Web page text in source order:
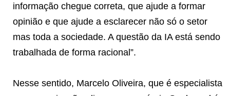
informação chegue correta, que ajude a formar
opinião e que ajude a esclarecer não só o setor
mas toda a sociedade. A questão da IA está sendo
trabalhada de forma racional”.
Nesse sentido, Marcelo Oliveira, que é especialista